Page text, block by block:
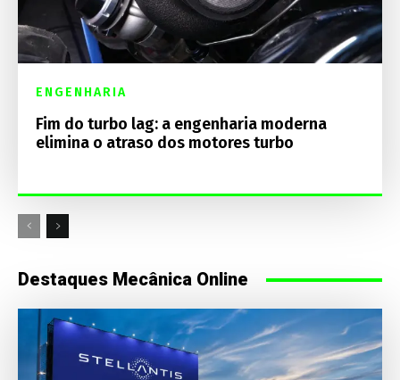
ENGENHARIA
Fim do turbo lag: a engenharia moderna
elimina o atraso dos motores turbo
Destaques Mecânica Online